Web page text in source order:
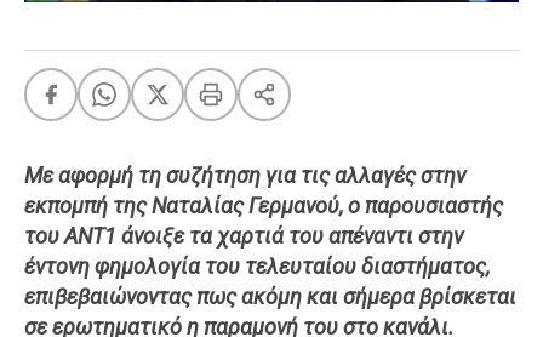
Food
Body+Mind
Ταξίδια
Style
Σπίτι
Family
Σχέσεις
Με αφορμή τη συζήτηση για τις αλλαγές στην
εκπομπή της Ναταλίας Γερμανού, ο παρουσιαστής
του ΑΝΤ1 άνοιξε τα χαρτιά του απέναντι στην
έντονη φημολογία του τελευταίου διαστήματος,
επιβεβαιώνοντας πως ακόμη και σήμερα βρίσκεται
σε ερωτηματικό η παραμονή του στο κανάλι.